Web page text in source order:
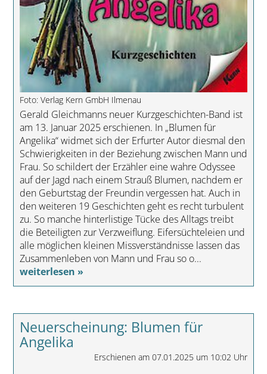
Foto: Verlag Kern GmbH Ilmenau
Gerald Gleichmanns neuer Kurzgeschichten-Band ist
am 13. Januar 2025 erschienen. In „Blumen für
Angelika“ widmet sich der Erfurter Autor diesmal den
Schwierigkeiten in der Beziehung zwischen Mann und
Frau. So schildert der Erzähler eine wahre Odyssee
auf der Jagd nach einem Strauß Blumen, nachdem er
den Geburtstag der Freundin vergessen hat. Auch in
den weiteren 19 Geschichten geht es recht turbulent
zu. So manche hinterlistige Tücke des Alltags treibt
die Beteiligten zur Verzweiflung. Eifersüchteleien und
alle möglichen kleinen Missverständnisse lassen das
Zusammenleben von Mann und Frau so o...
weiterlesen »
Neuerscheinung: Blumen für
Angelika
Erschienen am 07.01.2025 um 10:02 Uhr